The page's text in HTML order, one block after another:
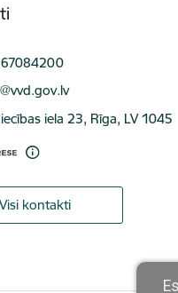
iela 23, Rīga, LV 1045
Visi kontakti